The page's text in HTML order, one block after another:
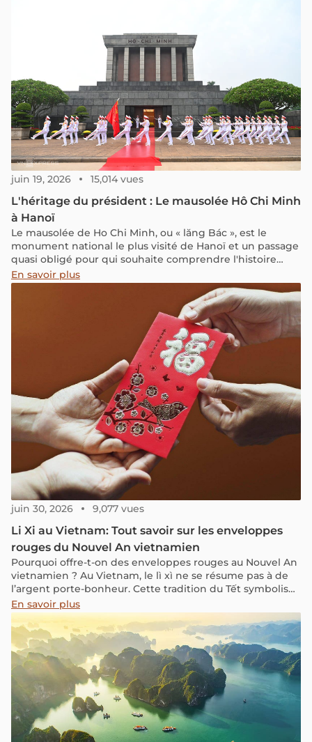
juin 19, 2026 15,014 vues
L'héritage du président : Le mausolée Hô Chi Minh
à Hanoï
Le mausolée de Ho Chi Minh, ou « lăng Bác », est le
monument national le plus visité de Hanoï et un passage
quasi obligé pour qui souhaite comprendre l'histoire
moderne du Vietnam. Ce guide vous donne toutes les
informations pratiques pour 2026 : horaires actuels, prix
d'entrée, code vestimentaire, accès, calendrier de
fermeture annuelle et conseils pour combiner la visite
avec les autres sites de la place Ba Dinh.
En savoir plus
juin 30, 2026 9,077 vues
Li Xi au Vietnam: Tout savoir sur les enveloppes
rouges du Nouvel An vietnamien
Pourquoi offre-t-on des enveloppes rouges au Nouvel An
vietnamien ? Au Vietnam, le lì xì ne se résume pas à de
l’argent porte-bonheur. Cette tradition du Tết symbolise
les bénédictions, la prospérité et l’affection entre les
générations. Quel montant offrir ? Quels chiffres portent
chance ou sont à éviter ? Voici l’essentiel à connaître
pour respecter cette coutume et mieux comprendre son
rôle dans les liens familiaux vietnamiens.
En savoir plus